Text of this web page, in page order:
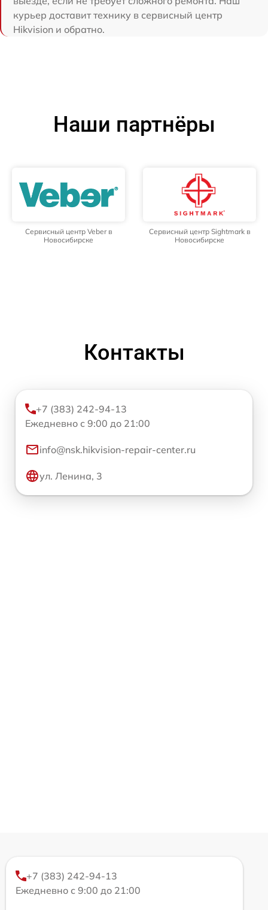
курьер доставит технику в сервисный центр
Hikvision и обратно.
Наши партнёры
Сервисный центр Veber в
Новосибирске
Сервисный центр Sightmark в
Новосибирске
Контакты
+7 (383) 242-94-13
Ежедневно с 9:00 до 21:00
info@nsk.hikvision-repair-center.ru
ул. Ленина, 3
+7 (383) 242-94-13
Ежедневно с 9:00 до 21:00